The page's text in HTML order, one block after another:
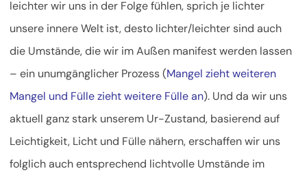
leichter wir uns in der Folge fühlen, sprich je lichter
unsere innere Welt ist, desto lichter/leichter sind auch
die Umstände, die wir im Außen manifest werden lassen
– ein unumgänglicher Prozess (Mangel zieht weiteren
Mangel und Fülle zieht weitere Fülle an). Und da wir uns
aktuell ganz stark unserem Ur-Zustand, basierend auf
Leichtigkeit, Licht und Fülle nähern, erschaffen wir uns
folglich auch entsprechend lichtvolle Umstände im